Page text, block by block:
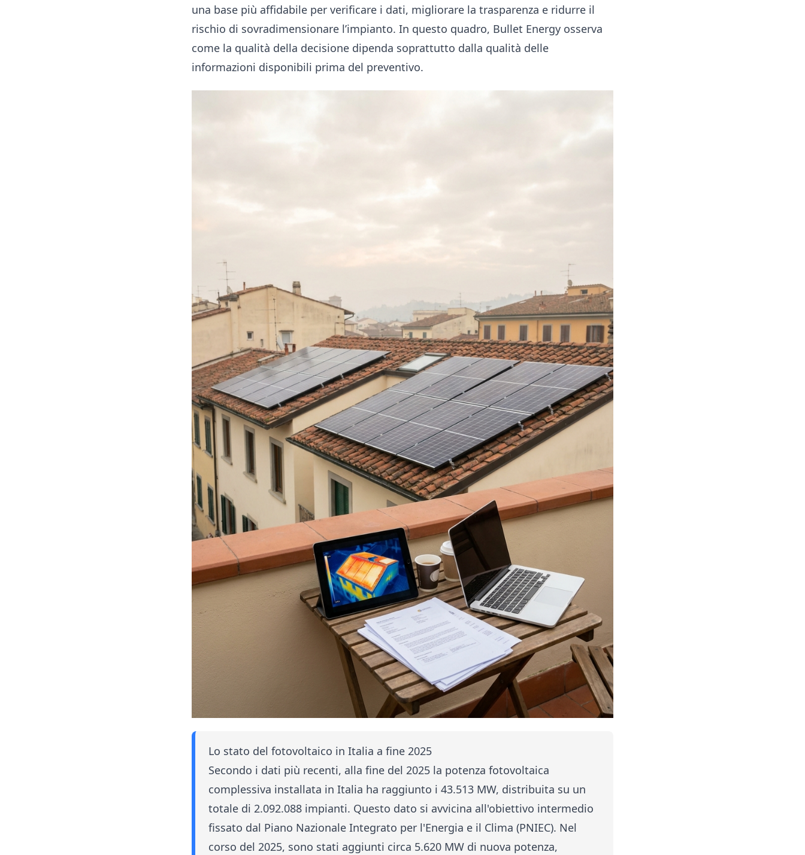
una base più affidabile per verificare i dati, migliorare la trasparenza e ridurre il
rischio di sovradimensionare l’impianto. In questo quadro, Bullet Energy osserva
come la qualità della decisione dipenda soprattutto dalla qualità delle
informazioni disponibili prima del preventivo.
Lo stato del fotovoltaico in Italia a fine 2025
Secondo i dati più recenti, alla fine del 2025 la potenza fotovoltaica
complessiva installata in Italia ha raggiunto i 43.513 MW, distribuita su un
totale di 2.092.088 impianti. Questo dato si avvicina all'obiettivo intermedio
fissato dal Piano Nazionale Integrato per l'Energia e il Clima (PNIEC). Nel
corso del 2025, sono stati aggiunti circa 5.620 MW di nuova potenza,